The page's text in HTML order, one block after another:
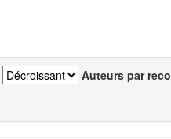
Auteurs par